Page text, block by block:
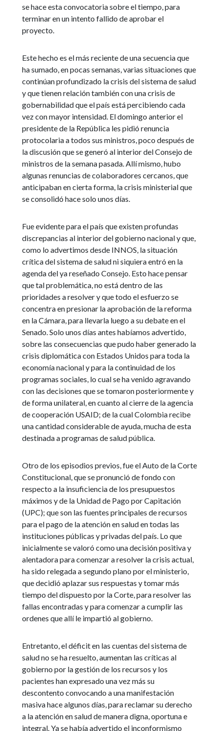
se hace esta convocatoria sobre el tiempo, para
terminar en un intento fallido de aprobar el
proyecto.
Este hecho es el más reciente de una secuencia que
ha sumado, en pocas semanas, varias situaciones que
continúan profundizado la crisis del sistema de salud
y que tienen relación también con una crisis de
gobernabilidad que el país está percibiendo cada
vez con mayor intensidad. El domingo anterior el
presidente de la República les pidió renuncia
protocolaria a todos sus ministros, poco después de
la discusión que se generó al interior del Consejo de
ministros de la semana pasada. Allí mismo, hubo
algunas renuncias de colaboradores cercanos, que
anticipaban en cierta forma, la crisis ministerial que
se consolidó hace solo unos días.
Fue evidente para el país que existen profundas
discrepancias al interior del gobierno nacional y que,
como lo advertimos desde INNOS, la situación
crítica del sistema de salud ni siquiera entró en la
agenda del ya reseñado Consejo. Esto hace pensar
que tal problemática, no está dentro de las
prioridades a resolver y que todo el esfuerzo se
concentra en presionar la aprobación de la reforma
en la Cámara, para llevarla luego a su debate en el
Senado. Solo unos días antes habíamos advertido,
sobre las consecuencias que pudo haber generado la
crisis diplomática con Estados Unidos para toda la
economía nacional y para la continuidad de los
programas sociales, lo cual se ha venido agravando
con las decisiones que se tomaron posteriormente y
de forma unilateral, en cuanto al cierre de la agencia
de cooperación USAID; de la cual Colombia recibe
una cantidad considerable de ayuda, mucha de esta
destinada a programas de salud pública.
Otro de los episodios previos, fue el Auto de la Corte
Constitucional, que se pronunció de fondo con
respecto a la insuficiencia de los presupuestos
máximos y de la Unidad de Pago por Capitación
(UPC); que son las fuentes principales de recursos
para el pago de la atención en salud en todas las
instituciones públicas y privadas del país. Lo que
inicialmente se valoró como una decisión positiva y
alentadora para comenzar a resolver la crisis actual,
ha sido relegada a segundo plano por el ministerio,
que decidió aplazar sus respuestas y tomar más
tiempo del dispuesto por la Corte, para resolver las
fallas encontradas y para comenzar a cumplir las
ordenes que allí le impartió al gobierno.
Entretanto, el déficit en las cuentas del sistema de
salud no se ha resuelto, aumentan las críticas al
gobierno por la gestión de los recursos y los
pacientes han expresado una vez más su
descontento convocando a una manifestación
masiva hace algunos días, para reclamar su derecho
a la atención en salud de manera digna, oportuna e
integral. Ya se había advertido el inconformismo